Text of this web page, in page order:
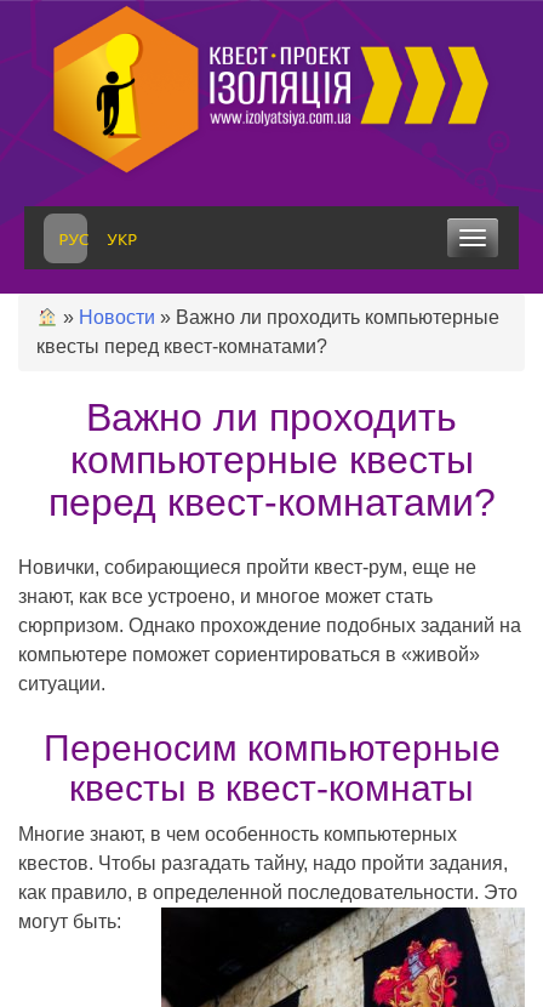
content
Toggle
navigation
» Новости » Важно ли проходить компьютерные
квесты перед квест-комнатами?
Важно ли проходить
компьютерные квесты
перед квест-комнатами?
Новички, собирающиеся пройти квест-рум, еще не
знают, как все устроено, и многое может стать
сюрпризом. Однако прохождение подобных заданий на
компьютере поможет сориентироваться в «живой»
ситуации.
Переносим компьютерные
квесты в квест-комнаты
Многие знают, в чем особенность компьютерных
квестов. Чтобы разгадать тайну, надо пройти задания,
как правило, в определенной последовательности. Это
могут быть: